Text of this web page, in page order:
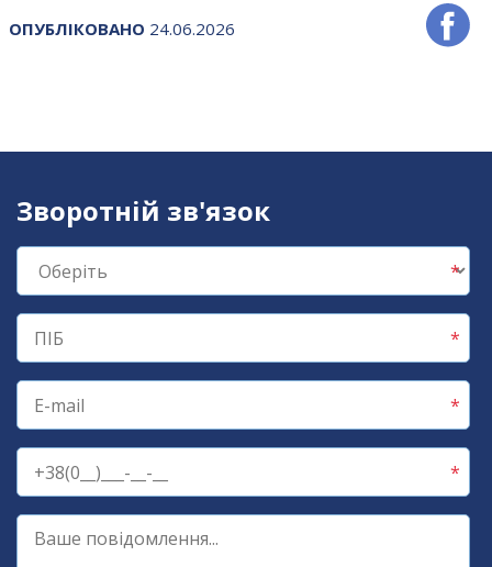
ОПУБЛІКОВАНО 24.06.2026
Зворотній зв'язок